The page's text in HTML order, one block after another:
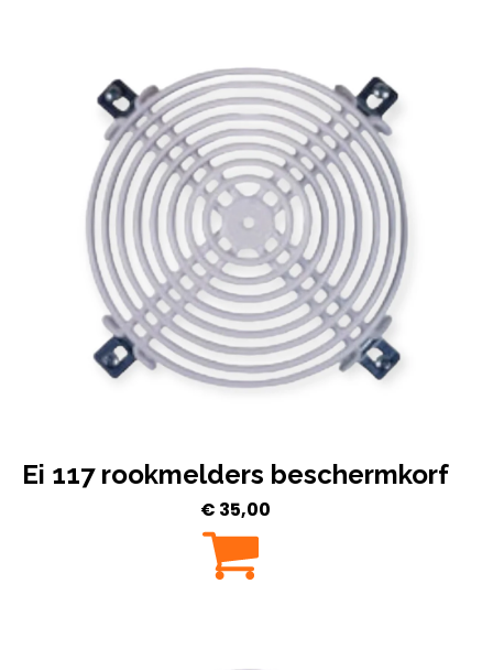
Ei 117 rookmelders beschermkorf
€ 35,00